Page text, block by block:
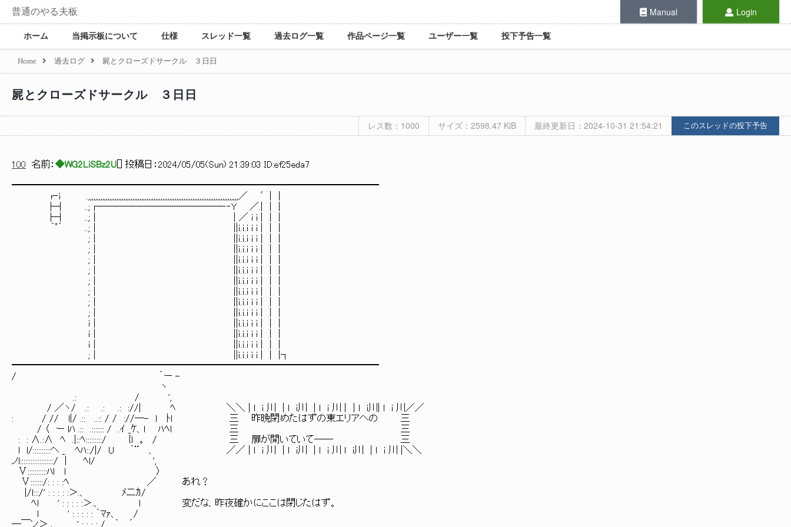
普通のやる夫板 Manual Login
ホーム 当掲示板について 仕様 スレッド一覧 過去ログ一覧 作品ページ一覧 ユーザー一覧 投下予告一覧
Home 過去ログ 屍とクローズドサークル ３日日
屍とクローズドサークル ３日日
レス数：1000 サイズ：2598.47 KiB 最終更新日：2024-10-31 21:54:21 このスレッドの投下予告
100 名前： ◆WG2LiSBz2U ] 投稿日： 2024/05/05(Sun) 21:39:03 ID:ef25eda7
━━━━━━━━━━━━━━━━━━━━━━━━━━━━━━━━━━━━━━━
r‐i .,,,,,,,,,,,,,,,,,,,,,,,,,,,,,,,,,,,,,,,,,,,,,,,,,,,,,,,,,,,,,,,,,,,,,,,,,,,,,,,,,,,,,／ ﾞ | |
├┤ ..;┌─────────────‐‐Y ／.| | |
├┤ ..;│ | ／ i i | | |
｀ﾟ´ ..;│ ||ｉ.ｉ.i i i | | |
;│ ||ｉ.ｉ.i i i | | |
;│ ||ｉ.ｉ.i i i | | |
;│ ||ｉ.ｉ.i i i | | |
;│ ||ｉ.ｉ.i i i | | |
;│ ||ｉ.ｉ.i i i | | |
;│ ||ｉ.ｉ.i i i | | |
;│ ||ｉ.ｉ.i i i | | |
;│ ||ｉ.ｉ.i i i | | |
ｉ | ||ｉ.ｉ.i i i | | |
ｉ | ||ｉ.ｉ.i i i | | |
ｉ | ||ｉ.ｉ.i i i | | |
;│ ||ｉ.ｉ.i i i | | |┐
━━━━━━━━━━━━━━━━━━━━━━━━━━━━━━━━━━━━━━━
/ ｀ー -
ヽ
.: / ',
/ ／ヽ/ .: .: .: ://| ﾍ ＼＼ | l i 川 | l i川 | l i 川 | | l i川| l i 川／／
: / // l|/ .:: ..:: / / ://―- l ﾄl 三 昨晩閉めたはずの東エリアへの 三
/ 〈 ー lﾊ .:: .::::::: / .ｲ _ｹ、l ﾊﾍl 三 三
: : ∧.:∧ ﾍ .|::ﾍ:::::::::/ {l 。 / 三 扉が開いていて── 三
l l/::::::::::ヘ _ ﾍﾊ::/|/ U ｀¨ 、 ／／ | l i 川 | l i川 | l i 川 l i川 | l i 川 |＼＼
ノl:::::::::::::::::::/ | ﾍl/ ',
Ⅴ:::::::::::ﾊl l 〉
Ⅴ:::::::/: : : :ﾍ ／ あれ？
|/l:::/' : : : : :＞.、 ﾒ二ｶ/
ﾍl ' : : : : :＞.、 l 変だな、昨夜確かにここは閉じたはず。
l ' : : : : : ｀ﾏｧ、 /
―￣ン＞ 、 ' : : : : / ｀ ´